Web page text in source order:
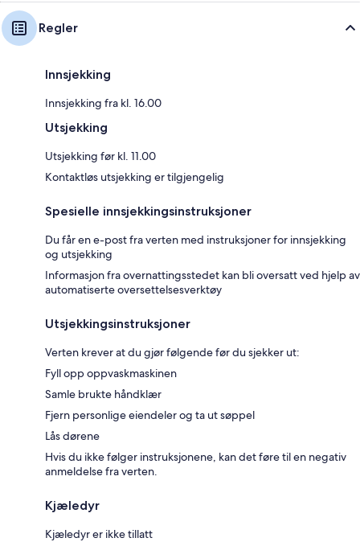
Regler
Innsjekking
Innsjekking fra kl. 16.00
Utsjekking
Utsjekking før kl. 11.00
Kontaktløs utsjekking er tilgjengelig
Spesielle innsjekkingsinstruksjoner
Du får en e-post fra verten med instruksjoner for innsjekking
og utsjekking
Informasjon fra overnattingsstedet kan bli oversatt ved hjelp av
automatiserte oversettelsesverktøy
Utsjekkingsinstruksjoner
Verten krever at du gjør følgende før du sjekker ut:
Fyll opp oppvaskmaskinen
Samle brukte håndklær
Fjern personlige eiendeler og ta ut søppel
Lås dørene
Hvis du ikke følger instruksjonene, kan det føre til en negativ
anmeldelse fra verten.
Kjæledyr
Kjæledyr er ikke tillatt